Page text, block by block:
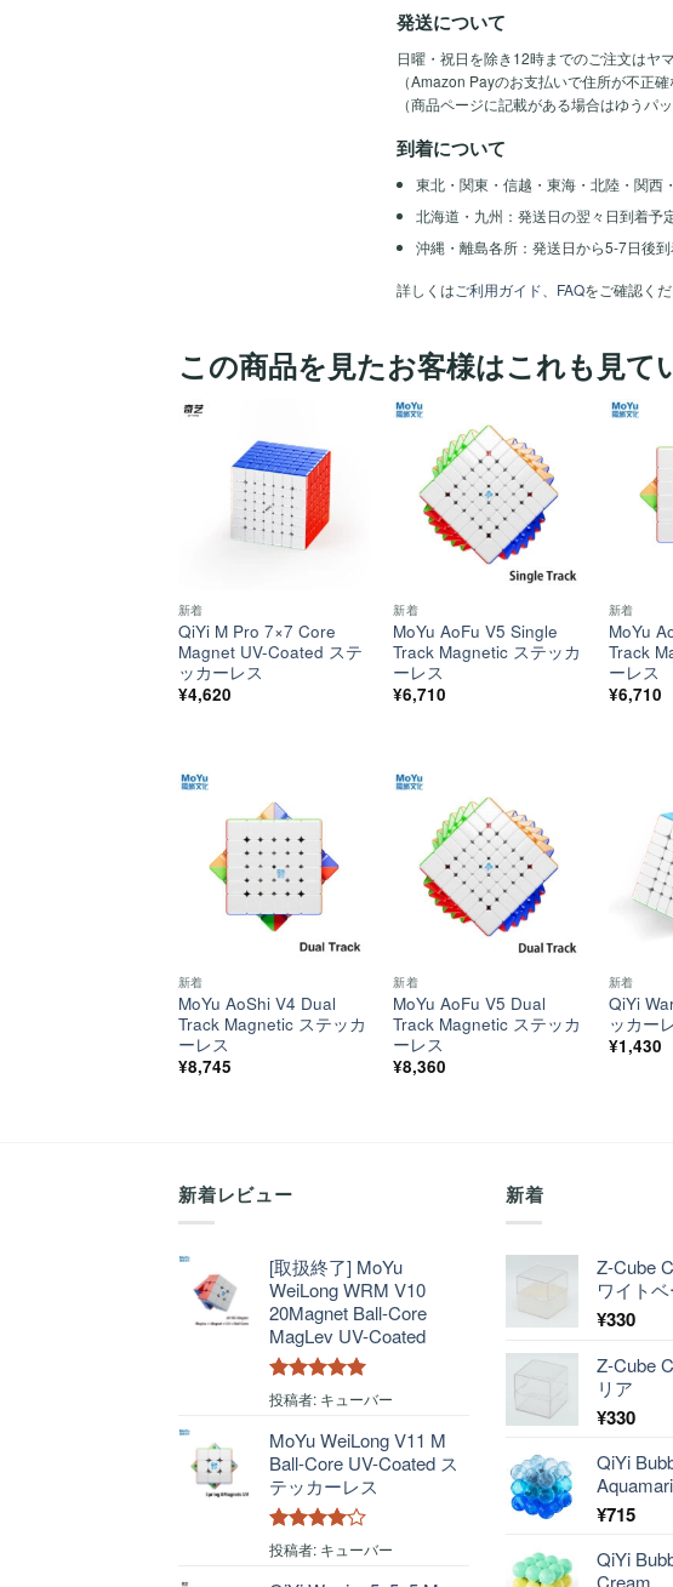
発送について
日曜・祝日を除き12時までのご注文はヤ
（Amazon Payのお支払いで住所が不正
（商品ページに記載がある場合はゆうパ
到着について
東北・関東・信越・東海・北陸・関西
北海道・九州：発送日の翌々日到着予
沖縄・離島各所：発送日から5-7日後
詳しくはご利用ガイド FAQをご確認くだ
この商品を見たお客様はこれも見て
ほし
い！
新着
QiYi M Pro 7×7 Core
Magnet UV-Coated ステ
ッカーレス
¥4,620
ほし
い！
新着
MoYu AoFu V5 Single
Track Magnetic ステッカ
ーレス
¥6,710
新着
MoYu
Track
ーレス
¥6,710
い！
新着
MoYu AoShi V4 Dual
Track Magnetic ステッカ
ーレス
¥8,745
ほし
い！
新着
MoYu AoFu V5 Dual
Track Magnetic ステッカ
ーレス
¥8,360
新着
QiYi
ッカー
¥1,430
新着レビュー
[取扱終了] MoYu
WeiLong WRM V10
20Magnet Ball-Core
MagLev UV-Coated
5段階中 5 の
投稿者: キューバー
MoYu WeiLong V11 M
Ball-Core UV-Coated ス
テッカーレス
5段階中 4
投稿者: キューバー
新着
Z-Cube
ワイト
¥330
Z-Cube
リア
¥330
QiYi
¥715
QiYi